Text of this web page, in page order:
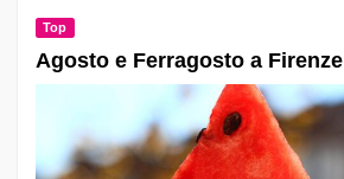
Top
Agosto e Ferragosto a Firenze